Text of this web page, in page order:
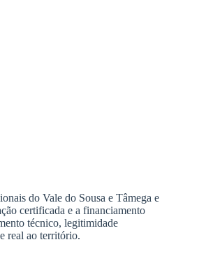
do Vale do Sousa e Tâmega e
certificada e a financiamento
técnico, legitimidade
real ao território.